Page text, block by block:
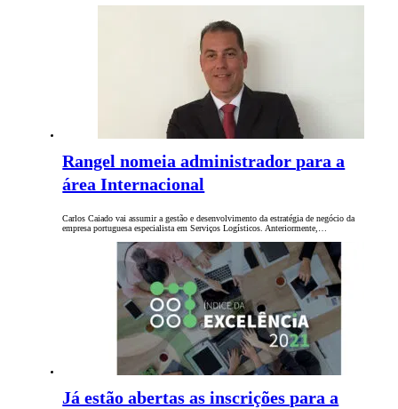
Rangel nomeia administrador para a
área Internacional
Carlos Caiado vai assumir a gestão e desenvolvimento da estratégia de negócio da
empresa portuguesa especialista em Serviços Logísticos. Anteriormente,…
Já estão abertas as inscrições para a